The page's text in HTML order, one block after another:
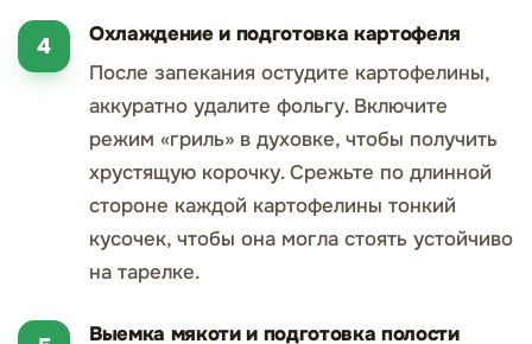
Охлаждение и подготовка картофеля
После запекания остудите картофелины,
аккуратно удалите фольгу. Включите
режим «гриль» в духовке, чтобы получить
хрустящую корочку. Срежьте по длинной
стороне каждой картофелины тонкий
кусочек, чтобы она могла стоять устойчиво
на тарелке.
Выемка мякоти и подготовка полости